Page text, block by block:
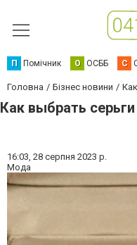
П Помічник О ОСББ C
Головна Бізнес новини
Как выбрать
16:03, 28 серпня 2023 р.
Мода